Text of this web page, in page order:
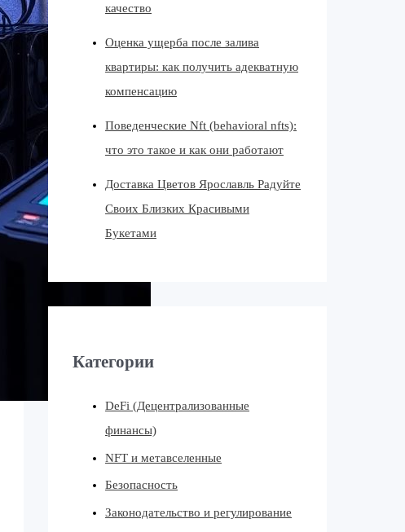
качество
Оценка ущерба после залива
квартиры: как получить адекватную
компенсацию
Поведенческие Nft (behavioral nfts):
что это такое и как они работают
Доставка Цветов Ярославль Радуйте
Своих Близких Красивыми
Букетами
Категории
DeFi (Децентрализованные
финансы)
NFT и метавселенные
Безопасность
Законодательство и регулирование